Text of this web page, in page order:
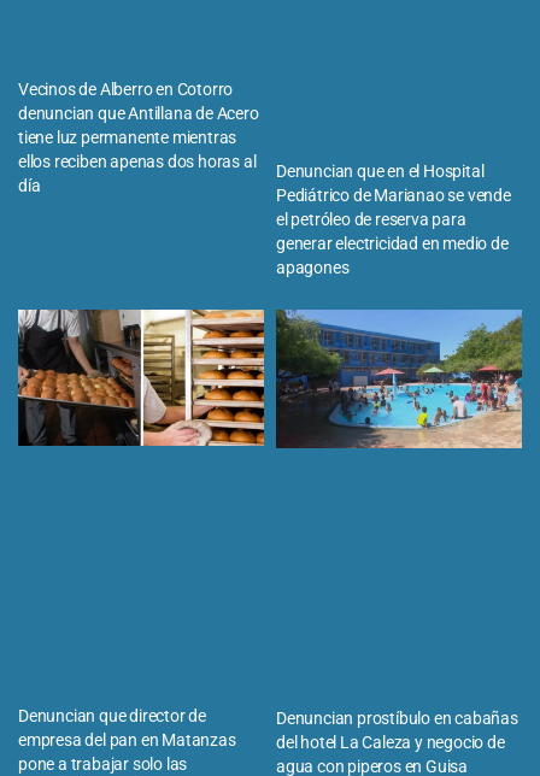
Vecinos de Alberro en Cotorro
denuncian que Antillana de Acero
tiene luz permanente mientras
ellos reciben apenas dos horas al
día
Denuncian que en el Hospital
Pediátrico de Marianao se vende
el petróleo de reserva para
generar electricidad en medio de
apagones
Denuncian que director de
empresa del pan en Matanzas
pone a trabajar solo las
Denuncian prostíbulo en cabañas
del hotel La Caleza y negocio de
agua con piperos en Guisa